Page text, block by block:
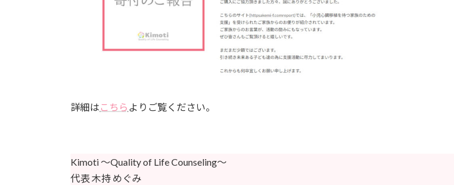
詳細は こちら よりご覧ください。
Kimoti 〜Quality of Life Counseling〜
代表 木持 めぐみ